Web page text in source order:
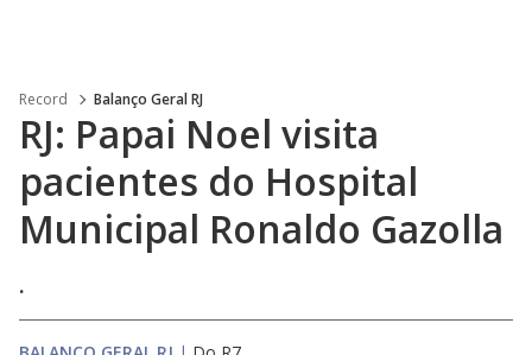
Record Balanço Geral RJ
RJ: Papai Noel visita
pacientes do Hospital
Municipal Ronaldo Gazolla
.